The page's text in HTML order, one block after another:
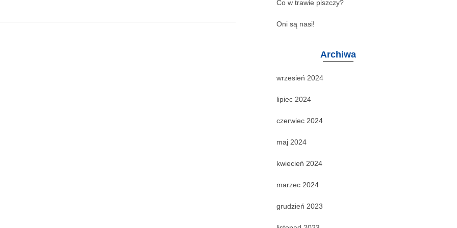
Co w trawie piszczy?
Oni są nasi!
Archiwa
wrzesień 2024
lipiec 2024
czerwiec 2024
maj 2024
kwiecień 2024
marzec 2024
grudzień 2023